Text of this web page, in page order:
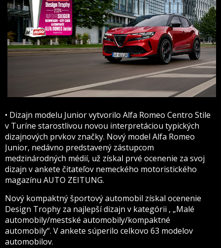
• Dizajn modelu Junior vytvorilo Alfa Romeo Centro Stile
v Turíne starostlivou novou interpretáciou typických
dizajnových prvkov značky. Nový model Alfa Romeo
Junior, nedávno predstavený zástupcom
medzinárodných médií, už získal prvé ocenenie za svoj
dizajn v ankete čitateľov nemeckého motoristického
magazínu AUTO ZEITUNG.
Nový kompaktný športový automobil získal ocenenie
Design Trophy za najlepší dizajn v kategórii , „Malé
automobily/mestské automobily/kompaktné
automobily“. V ankete súperilo celkovo 63 modelov
automobilov.